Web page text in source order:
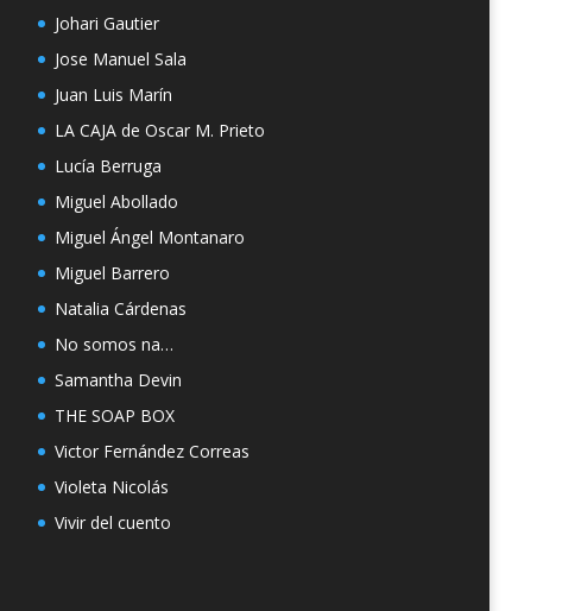
Johari Gautier
Jose Manuel Sala
Juan Luis Marín
LA CAJA de Oscar M. Prieto
Lucía Berruga
Miguel Abollado
Miguel Ángel Montanaro
Miguel Barrero
Natalia Cárdenas
No somos na…
Samantha Devin
THE SOAP BOX
Victor Fernández Correas
Violeta Nicolás
Vivir del cuento